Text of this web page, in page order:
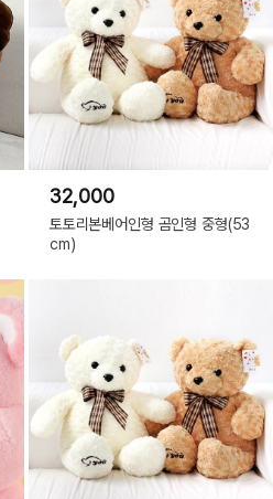
32,000
토토리본베어인형 곰인형 중형(53
cm)